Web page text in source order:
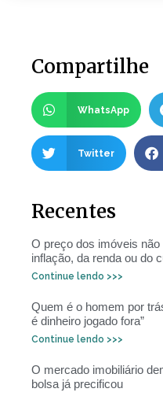
Compartilhe
WhatsApp
Twitter
Recentes
O preço dos imóveis
inflação, da renda ou do
Continue lendo >>>
Quem é o homem por
é dinheiro jogado fora”
Continue lendo >>>
O mercado imobiliário
bolsa já precificou